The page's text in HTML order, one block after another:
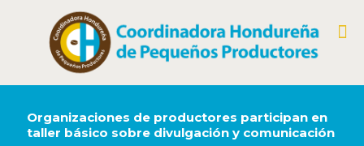
Organizaciones de productores participan en
taller básico sobre divulgación y comunicación